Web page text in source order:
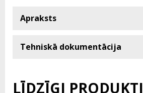
Apraksts
Tehniskā dokumentācija
LĪDZĪGI PRODUKTI